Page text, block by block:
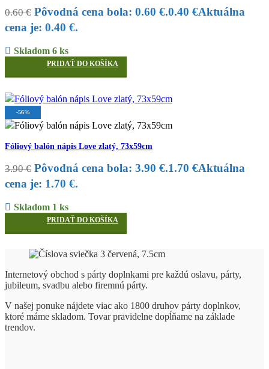
0.60€ Pôvodná cena bola: 0.60 €.0.40 €Aktuálna
cena je: 0.40 €.
Skladom 6 ks
PRIDAŤ DO KOŠÍKA
-56%
Fóliový balón nápis Love zlatý, 73x59cm
3.90€ Pôvodná cena bola: 3.90 €.1.70 €Aktuálna
cena je: 1.70 €.
Skladom 1 ks
PRIDAŤ DO KOŠÍKA
Internetový obchod s párty doplnkami pre každú oslavu, párty,
jubileum, svadbu alebo firemnú párty.
V našej ponuke nájdete viac ako 1800 druhov párty doplnkov,
ktoré máme skladom. Tovar pravidelne dopĺňame na základe
trendov.